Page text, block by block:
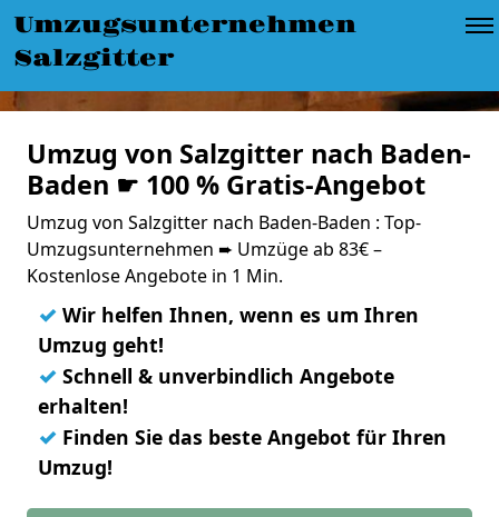
Umzugsunternehmen
Salzgitter
Umzug von Salzgitter nach Baden-
Baden ☛ 100 % Gratis-Angebot
Umzug von Salzgitter nach Baden-Baden : Top-
Umzugsunternehmen ➨ Umzüge ab 83€ –
Kostenlose Angebote in 1 Min.
✓ Wir helfen Ihnen, wenn es um Ihren
Umzug geht!
✓ Schnell & unverbindlich Angebote
erhalten!
✓ Finden Sie das beste Angebot für Ihren
Umzug!